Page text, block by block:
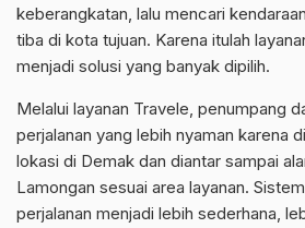
keberangkatan, lalu mencari
tiba di kota tujuan. Karena itulah
menjadi solusi yang banyak dipilih.
Melalui layanan Travele, penumpang
perjalanan yang lebih nyaman karena
lokasi di Demak dan diantar sampai
Lamongan sesuai area layanan.
perjalanan menjadi lebih sederhana,